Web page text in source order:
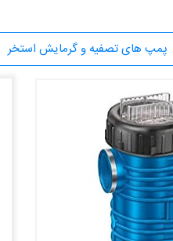
پمپ های تصفیه و گرمایش استخر